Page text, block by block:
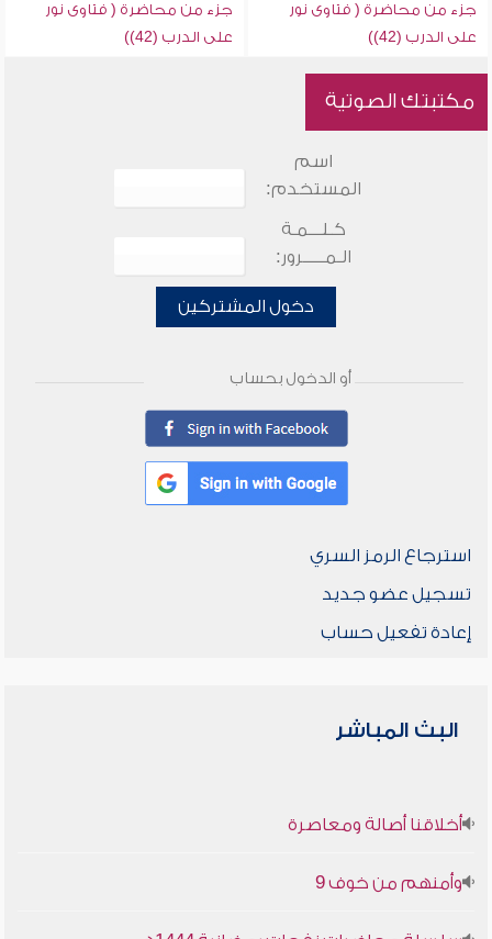
جزء من محاضرة ( فتاوى نور
على الدرب (42))
جزء من محاضرة ( فتاوى نور
على الدرب (42))
مكتبتك الصوتية
اسم
المستخدم:
كـلـــمـة
الـمـــــرور:
دخول المشتركين
أو الدخول بحساب
استرجاع الرمز السري
تسجيل عضو جديد
إعادة تفعيل حساب
البث المباشر
أخلاقنا أصالة ومعاصرة
وأمنهم من خوف 9